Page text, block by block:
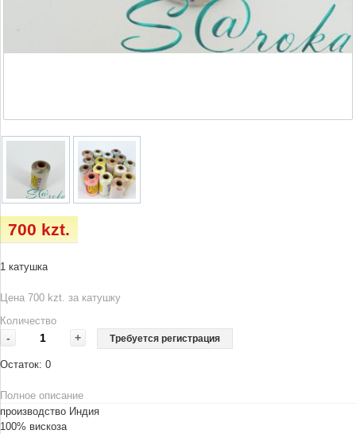
700 kzt.
1 катушка
Цена 700 kzt. за катушку
Количество
- + Требуется регистрация
Остаток: 0
Полное описание
производство Индия
100% вискоза